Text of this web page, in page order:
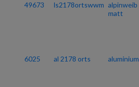
49673 ls2178ortswwm alpinweib
matt
6025 al 2178 orts aluminium